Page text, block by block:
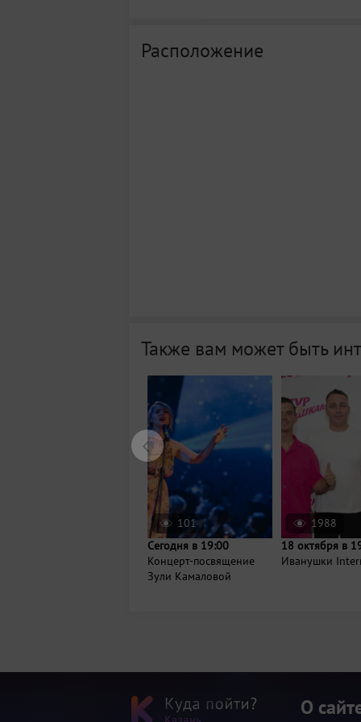
Расположение
Также вам может быть
101
Сегодня в 19:00
Концерт-посвящение
Зули Камаловой
1988
18 октября в
Иванушки
О